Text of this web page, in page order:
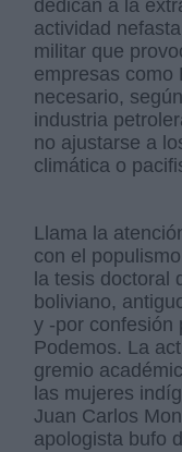
dedican a la
actividad
militar que
empresas como
necesario,
industria
no ajustarse a
climática o
Llama la
con el
la tesis doctoral
boliviano,
y -por confesión
Podemos. La
gremio
las mujeres
Juan Carlos
apologista bufo